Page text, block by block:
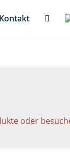
Kontakt
oder